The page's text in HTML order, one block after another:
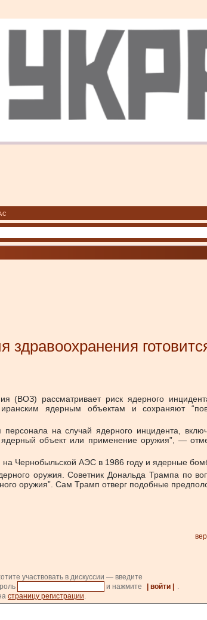
здравоохранения
(ВОЗ) рассматривает риск ядерного
ядерным объектам и сохраняют
персонала на случай ядерного инцидента,
объект или применение оружия”, —
Чернобыльской АЭС в 1986 году и ядерные
оружия. Советник Дональда Трампа по
оружия”. Сам Трамп отверг подобные
участвовать в дискуссии — введите
и нажмите | войти |
.
страницу регистрации.